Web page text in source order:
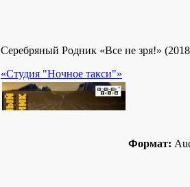
Серебряный Родник «Все не зря!» (2018
«Студия "Ночное такси"»
Формат: